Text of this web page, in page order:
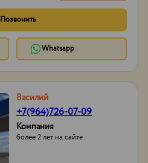
Позвонить
Whatsapp
Василий
+7(964)726-07-09
Компания
более 2 лет на сайте